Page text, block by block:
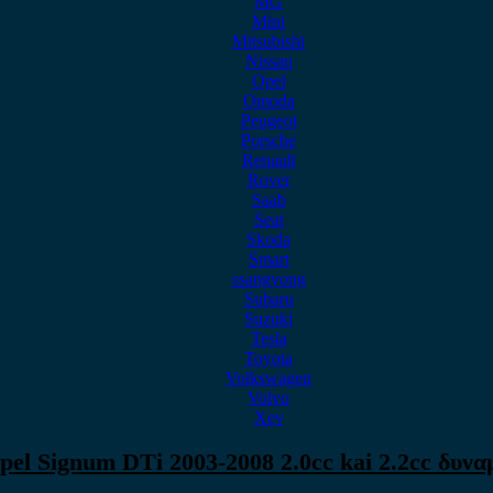
Mini
Mitsubishi
Nissan
Opel
Omoda
Peugeot
Porsche
Renault
Rover
Saab
Seat
Skoda
Smart
ssangyong
Subaru
Suzuki
Tesla
Toyota
Volkswagen
Volvo
Xev
Signum DTi 2003-2008 2.0cc kai 2.2cc